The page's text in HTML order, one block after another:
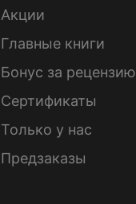
Акции
Главные книги
Бонус за рецензию
Сертификаты
Только у нас
Предзаказы